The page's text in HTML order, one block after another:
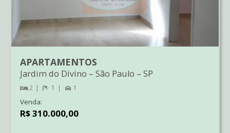
APARTAMENTOS
Jardim do Divino – São Paulo – SP
2 1 1
Venda:
R$ 310.000,00